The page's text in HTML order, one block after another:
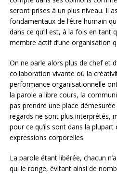
seront prises à un plus niveau. Il
fondamentaux de l’être humain
dans ce qu’il est, à la fois en tant
membre actif d’une organisation
On ne parle alors plus de chef et
collaboration vivante où la
performance organisationnelle
la parole a libre cours, la
pas prendre une place
regards ne sont plus interprétés,
pour ce qu’ils sont dans la
expressions corporelles.
La parole étant libérée, chacun
qui le ronge, évitant ainsi de